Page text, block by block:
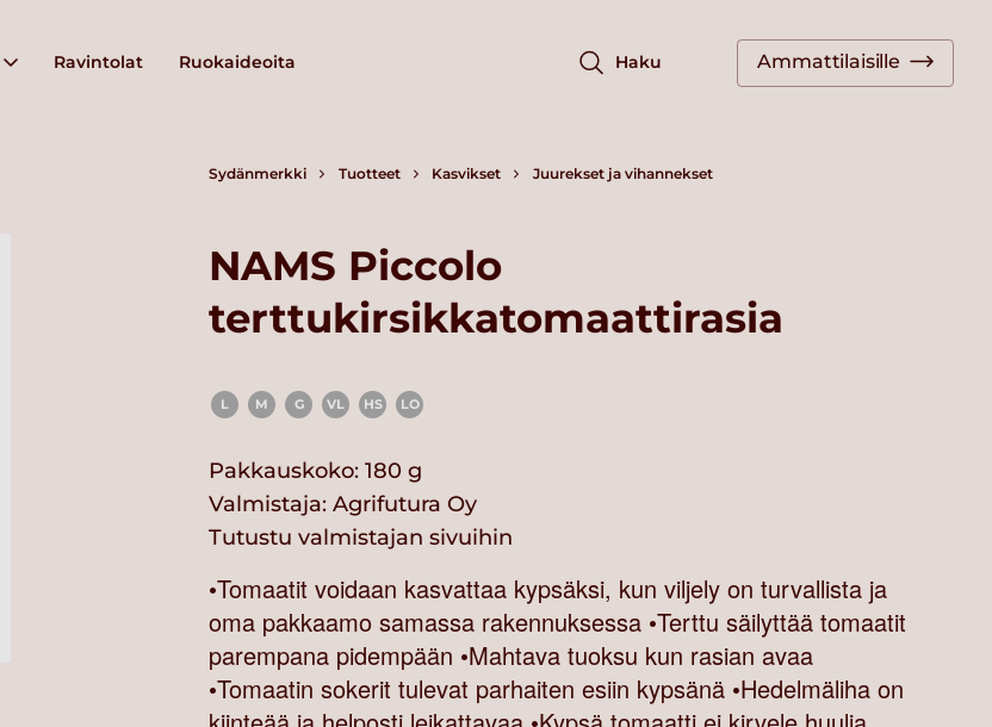
Ravintolat Ruokaideoita Haku Ammattilaisille
Sydänmerkki Tuotteet Kasvikset Juurekset ja vihannekset
NAMS Piccolo
terttukirsikkatomaattirasia
L M G VL HS LO
Pakkauskoko: 180 g
Valmistaja: Agrifutura Oy
Tutustu valmistajan sivuihin
•Tomaatit voidaan kasvattaa kypsäksi, kun viljely on turvallista ja
oma pakkaamo samassa rakennuksessa •Terttu säilyttää tomaatit
parempana pidempään •Mahtava tuoksu kun rasian avaa
•Tomaatin sokerit tulevat parhaiten esiin kypsänä •Hedelmäliha on